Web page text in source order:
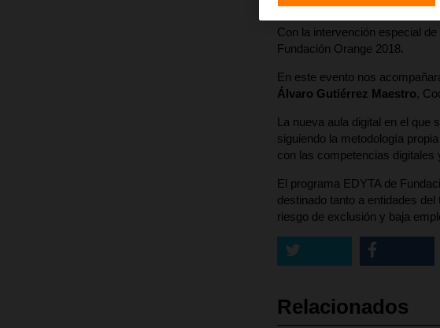
Orange.
Con la intervención especial de
Fundación Orange 2018.
En este evento nos
Álvaro Gutiérrez Maestro,
La nueva aula digital en el que
siguiendo la metodología
con las competencias
El programa EDYTA de
destinado tanto a entidades
riesgo de exclusión y baja
Relacionados